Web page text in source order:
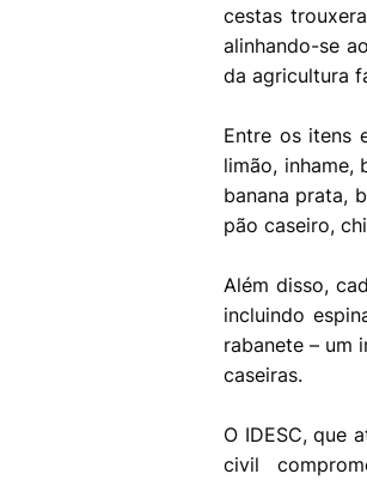
cestas
alinhando-se
da agricultura
Entre os itens
limão, inhame,
banana prata,
pão caseiro,
Além disso,
incluindo
rabanete – um
caseiras.
O IDESC, que
civil